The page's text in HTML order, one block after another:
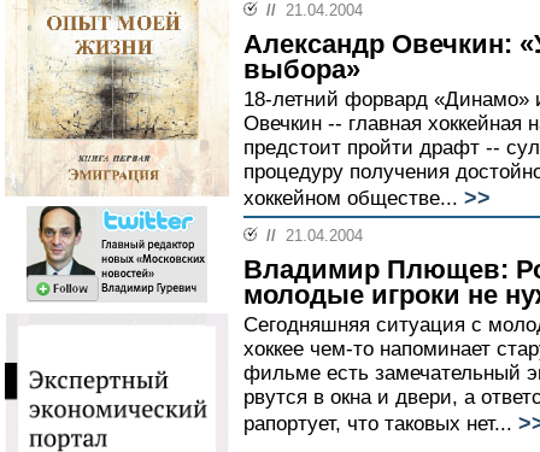
// 21.04.2004
Александр Овечкин:
выбора»
18-летний форвард «Динамо»
Овечкин -- главная
предстоит пройти драфт --
процедуру получения
хоккейном обществе... >>
// 21.04.2004
Владимир Плющев:
молодые игроки не
Сегодняшняя ситуация с
хоккее чем-то напоминает
фильме есть замечательный
рвутся в окна и двери, а
рапортует, что таковых нет...